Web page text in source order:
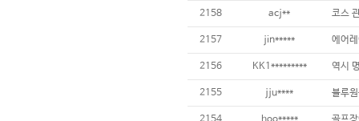
2158 acj**
2157 jin*****
2156 KK1*********
2155 jju**** 블루